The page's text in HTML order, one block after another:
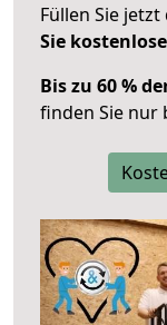
Füllen Sie
Sie
Bis zu 60 %
finden Sie nur